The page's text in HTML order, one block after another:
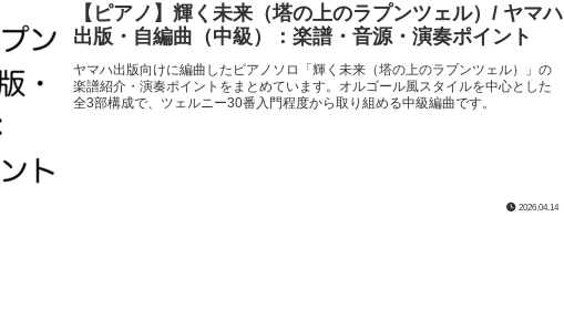
【ピアノ】輝く未来（塔の上のラプンツェル）/ ヤマハ
出版・自編曲（中級）：楽譜・音源・演奏ポイント
ヤマハ出版向けに編曲したピアノソロ「輝く未来（塔の上のラプンツェル）」の
楽譜紹介・演奏ポイントをまとめています。オルゴール風スタイルを中心とした
全3部構成で、ツェルニー30番入門程度から取り組める中級編曲です。
2026.04.14